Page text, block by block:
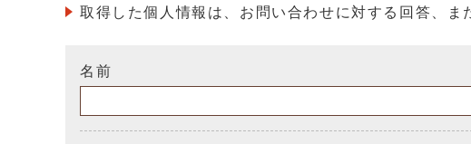
取得した個人情報は、お問い合わせに対する回答、
名前